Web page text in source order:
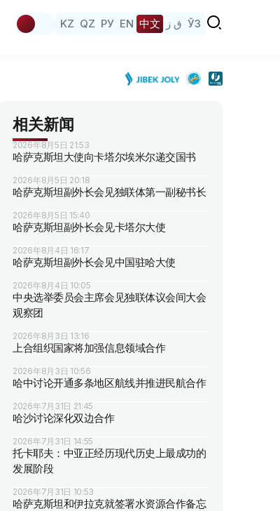
KZ QZ РУ EN 中文 ق ز ЎЗ
相关新闻
2026年8月5日 21:53
哈萨克斯坦大使向卡塔尔埃米尔递交国书
2026年8月5日 20:18
哈萨克斯坦副外长会见独联体第一副秘书长
2026年8月5日 15:40
哈萨克斯坦副外长会见卡塔尔大使
2026年8月4日 16:17
哈萨克斯坦副外长会见中国驻哈大使
2026年8月4日 10:05
中央选举委员会主席会见独联体议会间大会
观察团
2026年8月3日 13:16
上合组织国家将加强信息领域合作
2026年8月3日 10:56
哈中讨论开通多条地区航线并推进民航合作
2026年7月31日 21:45
哈沙讨论深化双边合作
2026年7月31日 14:55
托卡耶夫：中亚正经历现代历史上最成功的
发展阶段
2026年7月31日 10:53
哈萨克斯坦和伊拉克就签署水资源合作备忘